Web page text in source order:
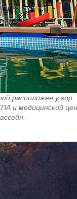
расположен у гор,
и медицинский